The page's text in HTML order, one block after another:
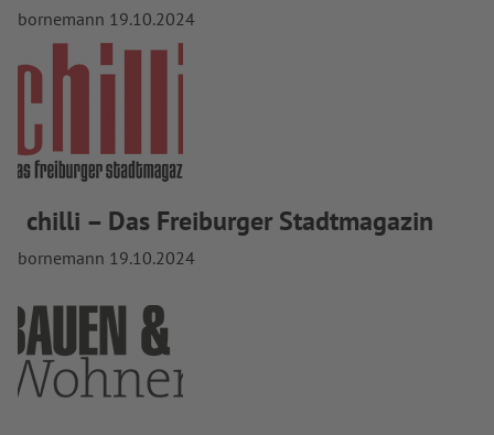
bornemann 19.10.2024
chilli – Das Freiburger Stadtmagazin
bornemann 19.10.2024